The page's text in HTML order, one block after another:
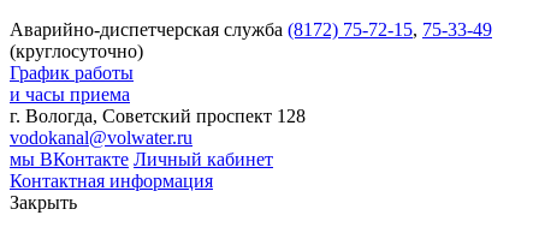
Аварийно-диспетчерская служба (8172) 75-72-15, 75-33-49
(круглосуточно)
График работы
и часы приема
г. Вологда, Советский проспект 128
vodokanal@volwater.ru
мы ВКонтакте Личный кабинет
Контактная информация
Закрыть